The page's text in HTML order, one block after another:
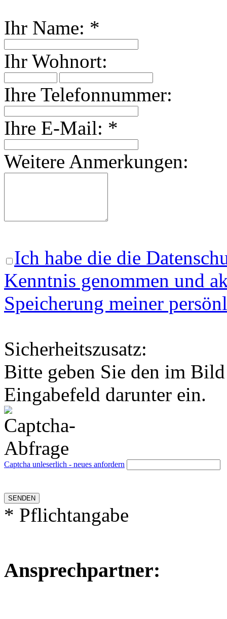
Ihr Name: *
Ihr Wohnort:
Ihre Telefonnummer:
Ihre E-Mail: *
Weitere Anmerkungen:
Ich habe die die
Kenntnis genommen und
Speicherung meiner
Sicherheitszusatz:
Bitte geben Sie den im
Eingabefeld darunter ein.
Captcha unleserlich - neues anfordern
* Pflichtangabe
Ansprechpartner: